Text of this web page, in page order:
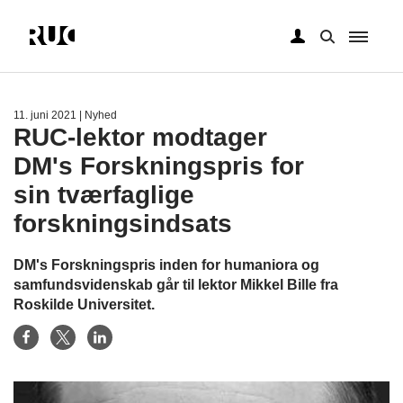
11. juni 2021 | Nyhed
RUC-lektor modtager
DM's Forskningspris for
sin tværfaglige
forskningsindsats
DM's Forskningspris inden for humaniora og
samfundsvidenskab går til lektor Mikkel Bille fra
Roskilde Universitet.